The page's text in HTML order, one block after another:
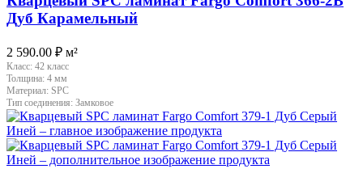
Дуб Карамельный
2 590.00 ₽ м²
Класс: 42 класс
Толщина: 4 мм
Материал: SPC
Тип соединения: Замковое